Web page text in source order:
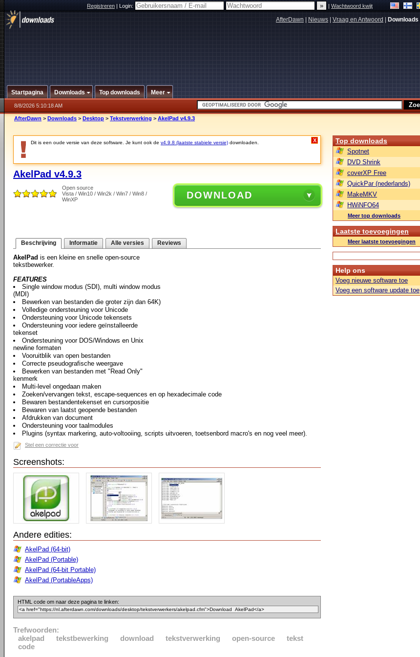
Registreren|Login: |Wachtwoord kwijt
AfterDawn Nieuws Vraag en Antwoord Downloads
Startpagina Downloads Top downloads Meer
8/8/2026 5:10:18 AM
AfterDawn > Downloads > Desktop > Tekstverwerking > AkelPad v4.9.3
Dit is een oude versie van deze software. Je kunt ook de v4.9.8 (laatste stabiele versie) downloaden. X
AkelPad v4.9.3
Open source
Vista / Win10 / Win2k / Win7 / Win8 /
WinXP
DOWNLOAD
Beschrijving Informatie Alle versies Reviews
AkelPad is een kleine en snelle open-source
tekstbewerker.
FEATURES
Single window modus (SDI), multi window modus
(MDI)
Bewerken van bestanden die groter zijn dan 64K)
Volledige ondersteuning voor Unicode
Ondersteuning voor Unicode tekensets
Ondersteuning voor iedere geïnstalleerde
tekenset
Ondersteuning voor DOS/Windows en Unix
newline formaten
Vooruitblik van open bestanden
Correcte pseudografische weergave
Bewerken van bestanden met "Read Only"
kenmerk
Multi-level ongedaan maken
Zoeken/vervangen tekst, escape-sequences en op hexadecimale code
Bewaren bestandentekenset en cursorpositie
Bewaren van laatst geopende bestanden
Afdrukken van document
Ondersteuning voor taalmodules
Plugins (syntax markering, auto-voltooiing, scripts uitvoeren, toetsenbord macro's en nog veel meer).
Stel een correctie voor
Screenshots:
Andere edities:
AkelPad (64-bit)
AkelPad (Portable)
AkelPad (64-bit Portable)
AkelPad (PortableApps)
HTML code om naar deze pagina te linken:
Trefwoorden:
akelpad
tekstbewerking download tekstverwerking open-source
tekst
code
Top downloads
Spotnet
DVD Shrink
coverXP Free
QuickPar (nederlands)
MakeMKV
HWiNFO64
Meer top downloads
Laatste toevoegingen
Meer laatste toevoegingen
Help ons
Voeg nieuwe software toe
Voeg een software update toe